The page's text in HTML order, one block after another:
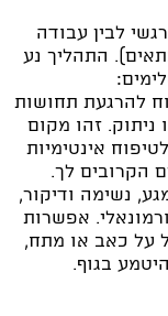
לבין עבודה
התהליך נע
להרגעת תחושות
זהו מקום
אינטימיות
הקרובים לך.
נשימה ודיקור,
אפשרות
על כאב או מתח,
בגוף.